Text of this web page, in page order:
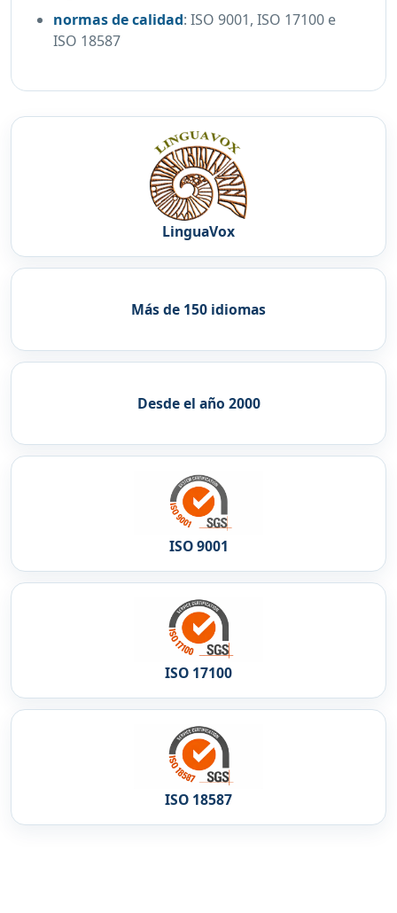
normas de calidad:ISO 9001, ISO 17100 e
ISO 18587
LinguaVox
Más de 150 idiomas
Desde el año 2000
ISO 9001
ISO 17100
ISO 18587